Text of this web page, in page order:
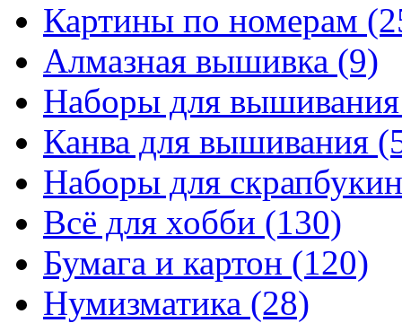
Картины по номерам
Алмазная вышивка (9)
Наборы для
Канва для вышивания
Наборы для
Всё для хобби (130)
Бумага и картон (120)
Нумизматика (28)